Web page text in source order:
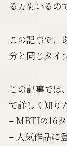
る方もいるの
この記事で、
分と同じタイ
この記事では
て詳しく知り
– MBTIの16
– 人気作品に